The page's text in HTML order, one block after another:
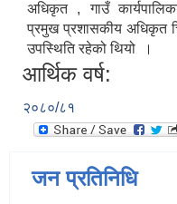
अधिकृत , गाउँ
प्रमुख प्रशासकीय अधिकृत
उपस्थिति रहेको थियो ।
आर्थिक वर्ष:
२०८०/८१
जन प्रतिनिधि